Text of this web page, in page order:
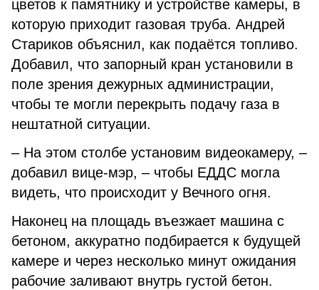
цветов к памятнику и устройстве камеры, в
которую приходит газовая труба. Андрей
Стариков объяснил, как подаётся топливо.
Добавил, что запорный кран установили в
поле зрения дежурных администрации,
чтобы те могли перекрыть подачу газа в
нештатной ситуации.
– На этом столбе установим видеокамеру, –
добавил вице-мэр, – чтобы ЕДДС могла
видеть, что происходит у Вечного огня.
Наконец на площадь въезжает машина с
бетоном, аккуратно подбирается к будущей
камере и через несколько минут ожидания
рабочие заливают внутрь густой бетон.